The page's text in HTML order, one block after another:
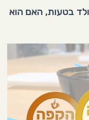
בטעות, האם הוא